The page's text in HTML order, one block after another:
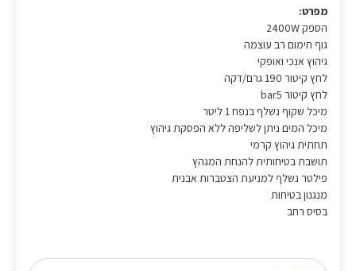
מפרט:
הספק 2400W
גוף חימום רב עוצמה
גיהוץ אנכי ואופקי
לחץ קיטור 190 גרם/דקה
לחץ קיטור bar5
מיכל שקוף נשלף בנפח 1 ליטר
מיכל המים ניתן לשליפה ללא הפסקת גיהוץ
תחתית גיהוץ קרמי
תושבת בטיחותית להנחת המגהץ
פילטר נשלף למניעת הצטברות אבנית
מנגנון בטיחות
בסיס רחב